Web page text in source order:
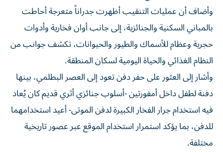
وأضاف أن عمليات التنقيب أظهرت جدراناً متعرجة أحاطت
بالمباني السكنية والجنائزية، إلى جانب أوان فخارية وأدوات
حجرية وعظام للأسماك والطيور والحيوانات، تكشف جوانب من
النظام الغذائي والحياة اليومية لسكان المنطقة.
وأشار إلى العثور على حفر دفن تعود إلى العصر البطلمي، بينها
دفنة لطفل داخل أمفورتين -أسلوب جنائزي أثري قديم كان يُعاد
فيه استخدام جرار الفخار الكبيرة لدفن الموتى- أعيد استخدامهما
للدفن، بما يؤكد استمرار استخدام الموقع عبر عصور تاريخية
مختلفة.